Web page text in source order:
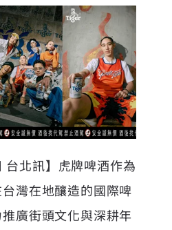
台北訊】虎牌啤酒作為
灣在地釀造的國際啤
廣街頭文化與深耕年